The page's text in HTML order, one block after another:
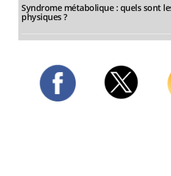
Syndrome métabolique : quels sont
physiques ?